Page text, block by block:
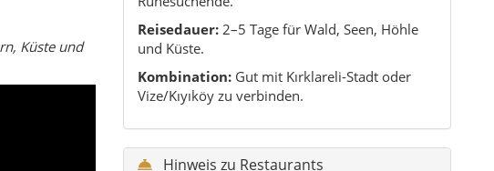
klar über Preise spricht, ist Vorsicht geboten.
Solche Orte sollten Sie meiden und lieber dort
transparent ist.